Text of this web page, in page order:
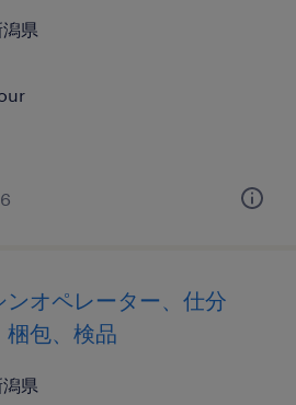
県
オペレーター、仕分
梱包、検品
県